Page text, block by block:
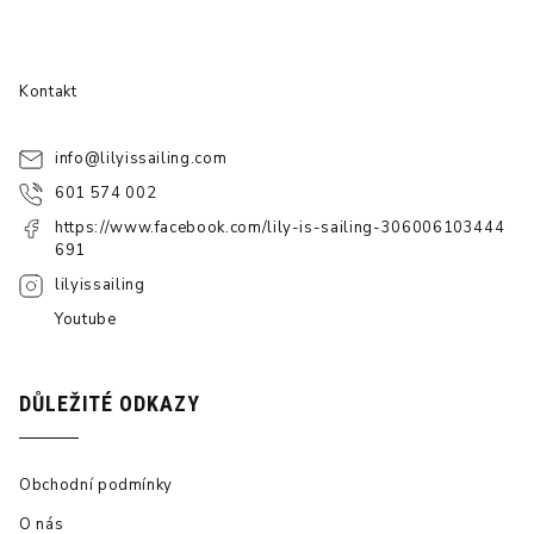
Kontakt
info@lilyissailing.com
601 574 002
https://www.facebook.com/lily-is-sailing-306006103444
691
lilyissailing
Youtube
DŮLEŽITÉ ODKAZY
Obchodní podmínky
O nás